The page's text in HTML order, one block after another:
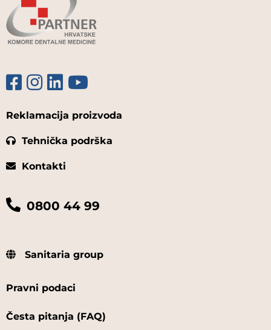
Reklamacija proizvoda
Tehnička podrška
Kontakti
0800 44 99
Sanitaria group
Pravni podaci
Česta pitanja (FAQ)